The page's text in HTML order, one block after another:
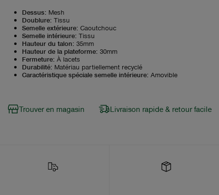
Dessus: Mesh
Doublure: Tissu
Semelle extérieure: Caoutchouc
Semelle intérieure: Tissu
Hauteur du talon: 35mm
Hauteur de la plateforme: 30mm
Fermeture: À lacets
Durabilité: Matériau partiellement recyclé
Caractéristique spéciale semelle intérieure: Amovible
Trouver en magasin Livraison rapide & retour facile